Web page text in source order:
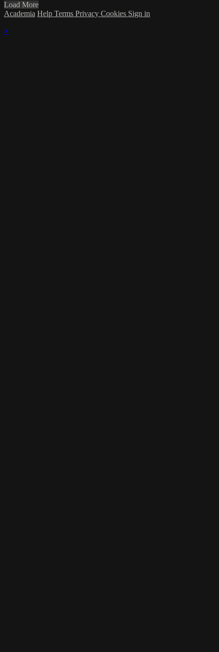
Load More
Academia Help Terms Privacy Cookies Sign in
×